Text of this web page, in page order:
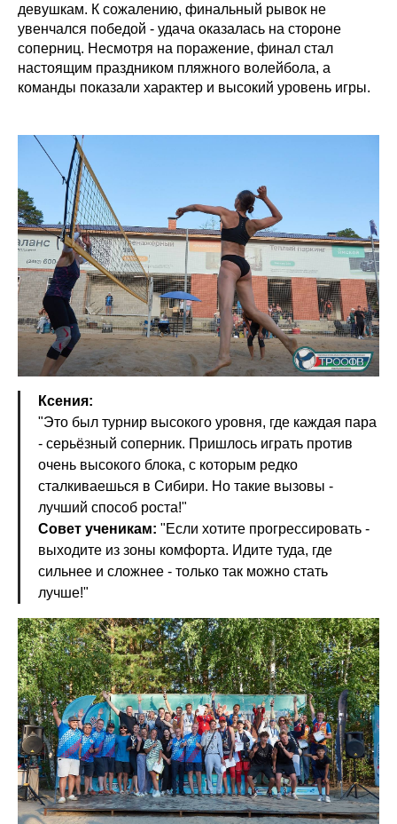
девушкам. К сожалению, финальный рывок не
увенчался победой - удача оказалась на стороне
соперниц. Несмотря на поражение, финал стал
настоящим праздником пляжного волейбола, а
команды показали характер и высокий уровень игры.
Ксения:
"Это был турнир высокого уровня, где каждая пара
- серьёзный соперник. Пришлось играть против
очень высокого блока, с которым редко
сталкиваешься в Сибири. Но такие вызовы -
лучший способ роста!"
Совет ученикам: "Если хотите прогрессировать -
выходите из зоны комфорта. Идите туда, где
сильнее и сложнее - только так можно стать
лучше!"